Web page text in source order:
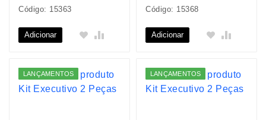
Código: 15363
Adicionar
Código: 15368
Adicionar
LANÇAMENTOS LANÇAMENTOS